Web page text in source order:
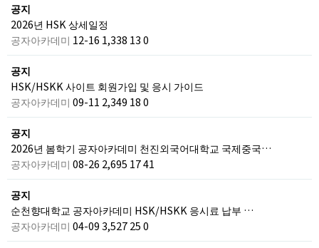
공지
2026년 HSK 상세일정
공자아카데미 12-16 1,338 130
공지
HSK/HSKK 사이트 회원가입 및 응시 가이드
공자아카데미 09-11 2,349 180
공지
2026년 봄학기 공자아카데미 천진외국어대학교 국제중국…
공자아카데미 08-26 2,695 1741
공지
순천향대학교 공자아카데미 HSK/HSKK 응시료 납부 …
공자아카데미 04-093,527250